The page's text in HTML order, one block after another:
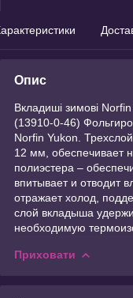
Опис
Вкладиші зимові
(13910-0-46)
Norfin Yukon.
12 мм, обеспечивает
полиэстера –
впитывает и отводит
отражает холод,
слой вкладыша
необходимую
Приховати